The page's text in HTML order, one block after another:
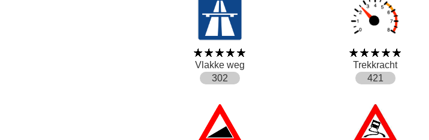
Vlakke weg
Trekkracht
302
421